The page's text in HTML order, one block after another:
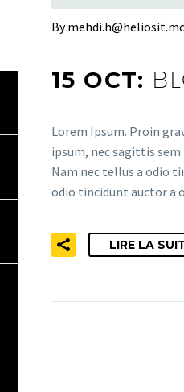
By
15 OCT:
Lorem Ipsum. Proin
ipsum, nec sagittis
Nam nec tellus a odio
odio tincidunt auctor a
LIRE LA